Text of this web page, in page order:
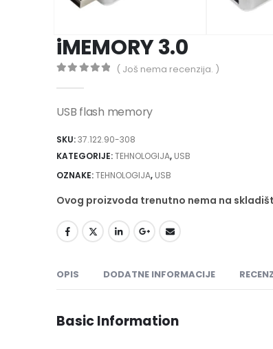
iMEMORY 3.0
( Još nema recenzija. )
USB flash memory
SKU:37.122.90-308
KATEGORIJE:TEHNOLOGIJA, USB
OZNAKE:TEHNOLOGIJA, USB
Ovog proizvoda trenutno nema na
OPIS DODATNE INFORMACIJE
Basic Information